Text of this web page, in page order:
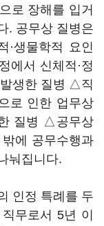
로 장해를 입거
. 공무상 질병은
·생물학적 요인
에서 신체적·정
생한 질병 △직
로 인한 업무상
질병 △공무상
에 공무수행과
눠집니다.
인정 특례를 두
무로서 5년 이